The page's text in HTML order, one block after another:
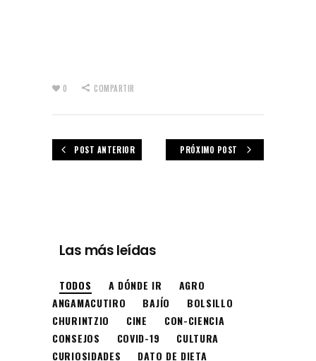
0 COMPARTIR
POST ANTERIOR PRÓXIMO POST
Las más leídas
TODOS A DÓNDE IR
AGRO
ANGAMACUTIRO
BAJÍO
BOLSILLO
CHURINTZIO
CINE
CON-CIENCIA
CONSEJOS
COVID-19
CULTURA
CURIOSIDADES
DATO DE DIETA